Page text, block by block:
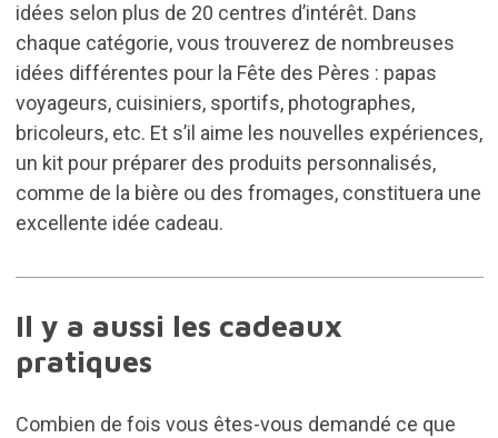
idées selon plus de 20 centres d’intérêt. Dans
chaque catégorie, vous trouverez de nombreuses
idées différentes pour la Fête des Pères : papas
voyageurs, cuisiniers, sportifs, photographes,
bricoleurs, etc. Et s’il aime les nouvelles expériences,
un kit pour préparer des produits personnalisés,
comme de la bière ou des fromages, constituera une
excellente idée cadeau.
Il y a aussi les cadeaux
pratiques
Combien de fois vous êtes-vous demandé ce que